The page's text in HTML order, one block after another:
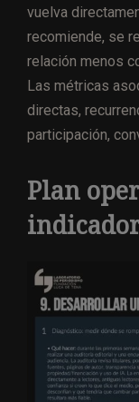
vuelva
recomiende, se
relación menos
Las métricas
directas,
participación,
Plan